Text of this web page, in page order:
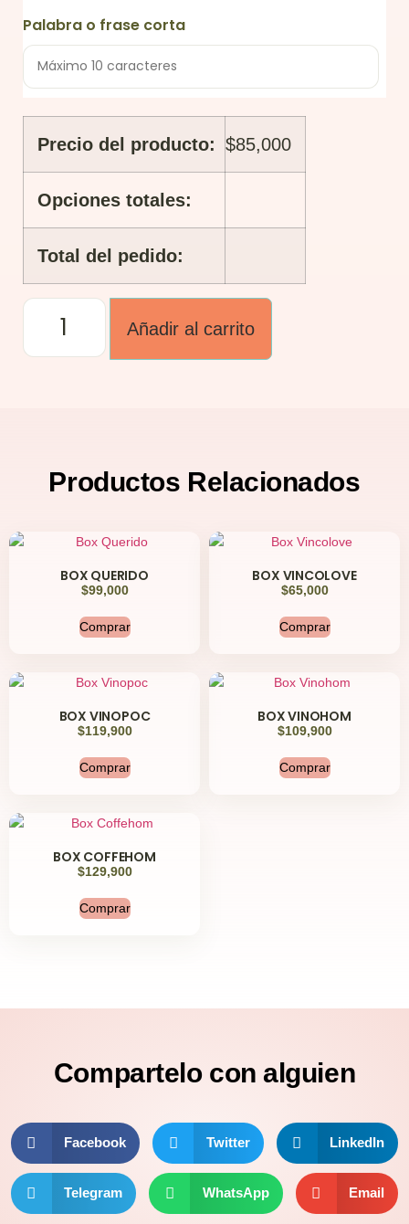
Palabra o frase corta
Precio del producto: $85,000
Opciones totales:
Total del pedido:
Añadir al carrito
Productos Relacionados
BOX QUERIDO
$99,000
Comprar
BOX VINCOLOVE
$65,000
Comprar
BOX VINOPOC
$119,900
Comprar
BOX VINOHOM
$109,900
Comprar
BOX COFFEHOM
$129,900
Comprar
Compartelo con alguien
Facebook Twitter LinkedIn
Telegram WhatsApp Email